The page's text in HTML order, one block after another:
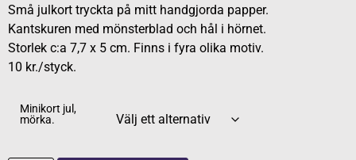
Små julkort tryckta på mitt handgjorda papper.
Kantskuren med mönsterblad och hål i hörnet.
Storlek c:a 7,7 x 5 cm. Finns i fyra olika motiv.
10 kr./styck.
Minikort jul,
mörka.